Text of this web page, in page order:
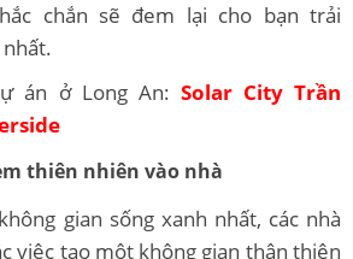
chắn sẽ đem lại cho bạn trải
án ở Long An: Solar City Trần
thiên nhiên vào nhà
gian sống xanh nhất, các nhà
việc tạo một không gian thân thiện